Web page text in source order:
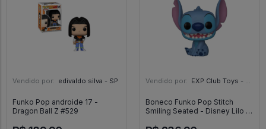
Vendido por: edivaldo silva - SP
Funko Pop androide 17 -
Dragon Ball Z #529
Vendido por: EXP Club Toys - SP
Boneco Funko Pop Stitch
Smiling Seated - Disney Lilo &